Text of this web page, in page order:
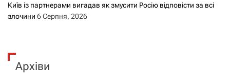
Київ із партнерами вигадав як змусити Росію відповісти за всі
злочини 6 Серпня, 2026
Архіви